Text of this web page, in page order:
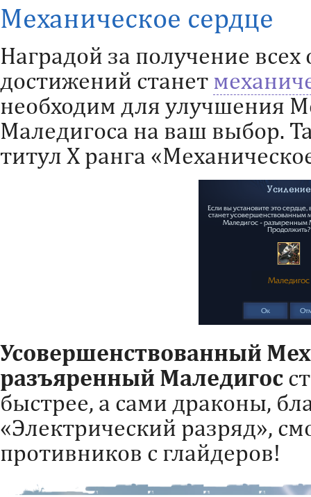
Механическое сердце
Наградой за получение
достижений станет
необходим для улучшения
Маледигоса на ваш выбор.
титул X ранга
Усовершенствованный
разъяренный Маледигос
быстрее, а сами драконы,
«Электрический разряд»,
противников с глайдеров!